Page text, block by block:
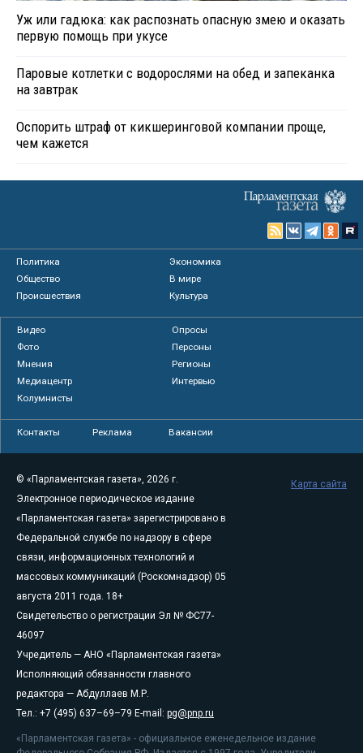
Уж или гадюка: как распознать опасную змею и оказать
первую помощь при укусе
Паровые котлетки с водорослями на обед и запеканка
на завтрак
Оспорить штраф от кикшеринговой компании проще,
чем кажется
Политика
Экономика
Общество
В мире
Происшествия
Культура
Видео
Опросы
Фото
Персоны
Мнения
Регионы
Медиацентр
Интервью
Колумнисты
Контакты Реклама Вакансии
© «Парламентская газета», 2026 г.
Электронное периодическое издание
«Парламентская газета» зарегистрировано в
Федеральной службе по надзору в сфере
связи, информационных технологий и
массовых коммуникаций (Роскомнадзор) 05
августа 2011 года. 18+
Свидетельство о регистрации Эл № ФС77-
46097
Учредитель — АНО «Парламентская газета»
Исполняющий обязанности главного
редактора — Абдуллаев М.Р.
Тел.: +7 (495) 637–69–79 E-mail: pg@pnp.ru
«Парламентская газета» - официальное еженедельное издание
Карта сайта